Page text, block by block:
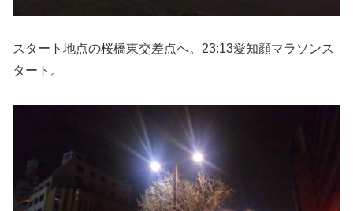
スタート地点の桜橋東交差点へ。23:13愛知顔マラソンス
タート。